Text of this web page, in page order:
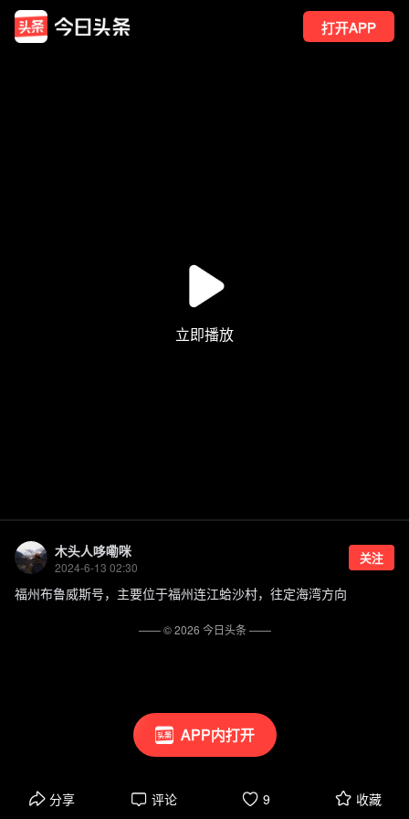
打开APP
APP内打开
木头人哆嘞咪
2024-6-13 02:30
关注
福州布鲁威斯号，主要位于福州连江蛤沙村，往定海湾方向
分享 评论 9 收藏
—— ©2026 今日头条——